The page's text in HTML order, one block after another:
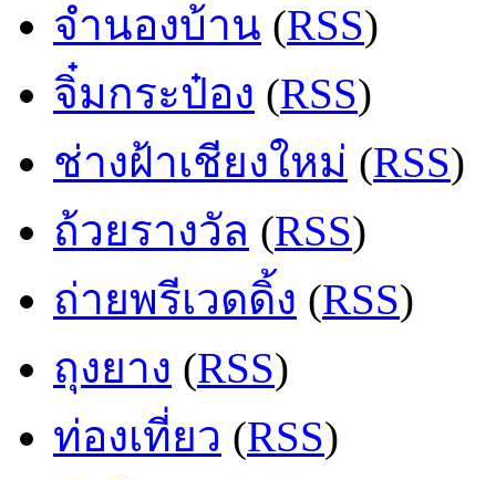
จำนองบ้าน (RSS)
จิ๋มกระป๋อง (RSS)
ช่างฝ้าเชียงใหม่ (RSS)
ถ้วยรางวัล (RSS)
ถ่ายพรีเวดดิ้ง (RSS)
ถุงยาง (RSS)
ท่องเที่ยว (RSS)